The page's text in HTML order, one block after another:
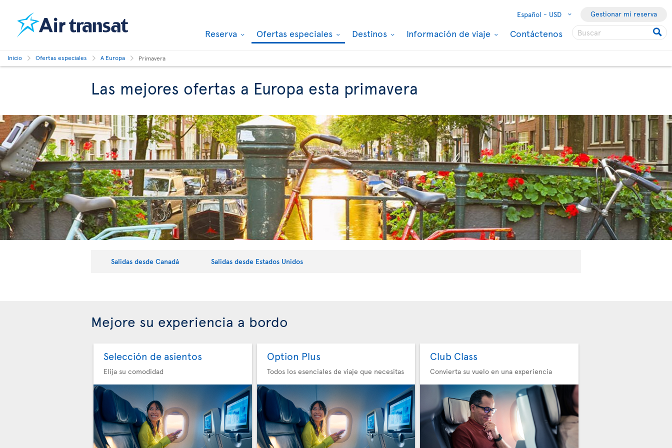
Español - USD Gestionar mi reserva
Reserva Ofertas especiales Destinos Información de viaje Contáctenos
Inicio Ofertas especiales A Europa Primavera
Las mejores ofertas a Europa esta primavera
Salidas desde Canadá Salidas desde Estados Unidos
Mejore su experiencia a bordo
Selección de asientos
Elija su comodidad
Option Plus
Todos los esenciales de viaje que necesitas
Club Class
Convierta su vuelo en una experiencia